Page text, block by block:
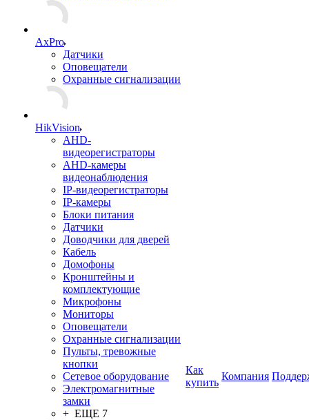
AxPro
Датчики
Оповещатели
Охранные сигнализации
HikVision
AHD-
видеорегистраторы
AHD-камеры
видеонаблюдения
IP-видеорегистраторы
IP-камеры
Блоки питания
Датчики
Доводчики для дверей
Кабель
Домофоны
Кронштейны и
комплектующие
Микрофоны
Мониторы
Оповещатели
Охранные сигнализации
Пульты, тревожные
кнопки
Сетевое оборудование
Электромагнитные
замки
+ ЕЩЕ 7
Как
купить
Компания